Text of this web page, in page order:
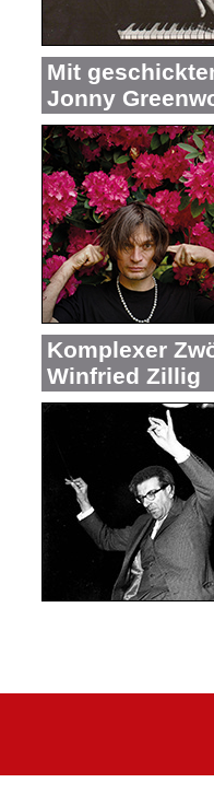
Mit
Jonny
Komplexer
Winfried Zillig